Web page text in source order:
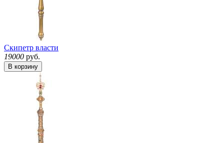
Скипетр власти
19000 руб.
В корзину